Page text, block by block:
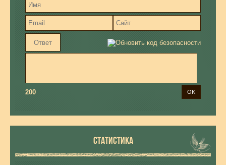
200
СТАТИСТИКА